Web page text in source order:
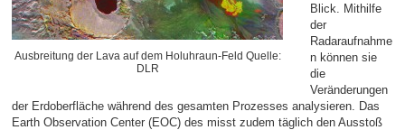
Ausbreitung der Lava auf dem Holuhraun-Feld Quelle:
DLR
Blick. Mithilfe
der
Radaraufnahme
n können sie
die
Veränderungen
der Erdoberfläche während des gesamten Prozesses analysieren. Das
Earth Observation Center (EOC) des misst zudem täglich den Ausstoß